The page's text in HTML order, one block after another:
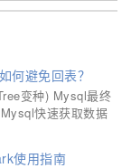
何避免回表？
变种) Mysql最终
快速获取数据
使用指南